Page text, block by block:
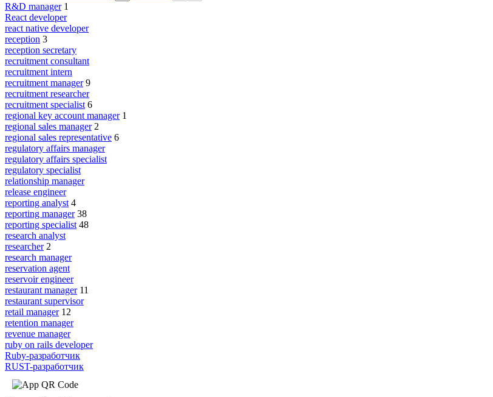
R&D manager 1
React developer
react native developer
reception 3
reception secretary
recruitment consultant
recruitment intern
recruitment manager 9
recruitment researcher
recruitment specialist 6
regional key account manager 1
regional sales manager 2
regional sales representative 6
regulatory affairs manager
regulatory affairs specialist
regulatory specialist
relationship manager
release engineer
reporting analyst 4
reporting manager 38
reporting specialist 48
research analyst
researcher 2
research manager
reservation agent
reservoir engineer
restaurant manager 11
restaurant supervisor
retail manager 12
retention manager
revenue manager
ruby on rails developer
Ruby-разработчик
RUST-разработчик